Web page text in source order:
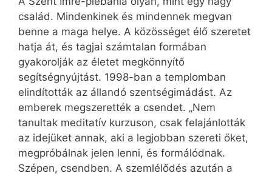
család. Mindenkinek és mindennek megvan
benne a maga helye. A közösséget élő szeretet
hatja át, és tagjai számtalan formában
gyakorolják az életet megkönnyítő
segítségnyújtást. 1998-ban a templomban
elindították az állandó szentségimádást. Az
emberek megszerették a csendet. „Nem
tanultak meditatív kurzuson, csak felajánlották
az idejüket annak, aki a legjobban szereti őket,
megpróbálnak jelen lenni, és formálódnak.
Szépen, csendben. A szemlélődés azután a